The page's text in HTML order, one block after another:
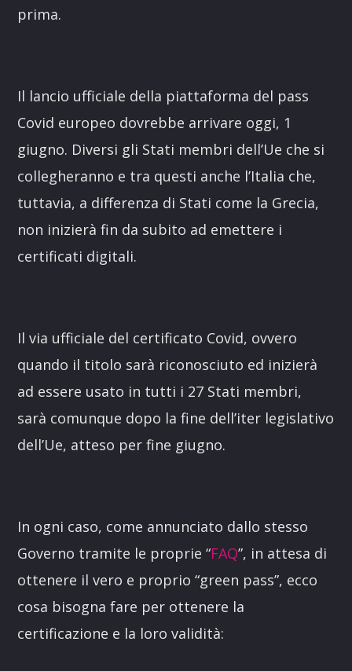
prima.
Il lancio ufficiale della piattaforma del pass
Covid europeo dovrebbe arrivare oggi, 1
giugno. Diversi gli Stati membri dell’Ue che si
collegheranno e tra questi anche l’Italia che,
tuttavia, a differenza di Stati come la Grecia,
non inizierà fin da subito ad emettere i
certificati digitali.
Il via ufficiale del certificato Covid, ovvero
quando il titolo sarà riconosciuto ed inizierà
ad essere usato in tutti i 27 Stati membri,
sarà comunque dopo la fine dell’iter legislativo
dell’Ue, atteso per fine giugno.
In ogni caso, come annunciato dallo stesso
Governo tramite le proprie “FAQ”, in attesa di
ottenere il vero e proprio “green pass”, ecco
cosa bisogna fare per ottenere la
certificazione e la loro validità: